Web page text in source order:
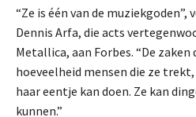
“Ze is één van de
Dennis Arfa, die acts
Metallica, aan Forbes. “De zaken
hoeveelheid mensen die ze
haar eentje kan doen. Ze kan
kunnen.”